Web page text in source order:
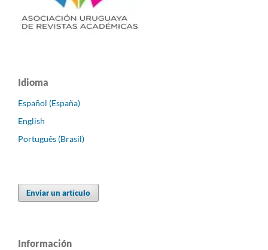
Idioma
Español (España)
English
Português (Brasil)
Enviar un artículo
Información